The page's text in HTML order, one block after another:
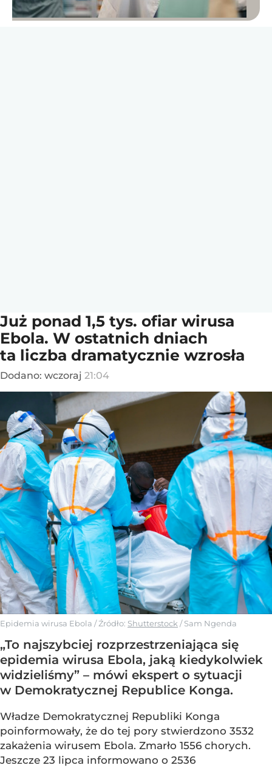
Już ponad 1,5 tys. ofiar wirusa
Ebola. W ostatnich dniach
ta liczba dramatycznie wzrosła
Dodano: wczoraj 21:04
Epidemia wirusa Ebola / Źródło: Shutterstock/Sam Ngenda
„To najszybciej rozprzestrzeniająca się
epidemia wirusa Ebola, jaką kiedykolwiek
widzieliśmy” – mówi ekspert o sytuacji
w Demokratycznej Republice Konga.
Władze Demokratycznej Republiki Konga
poinformowały, że do tej pory stwierdzono 3532
zakażenia wirusem Ebola. Zmarło 1556 chorych.
Jeszcze 23 lipca informowano o 2536